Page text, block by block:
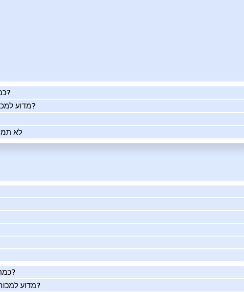
כמה העסק שלך שווה באמת?
מדוע למכור את העסק שלך בעזרתנו?
לא
כמה העסק שלך שווה באמת?
מדוע למכור את העסק שלך בעזרתנו?